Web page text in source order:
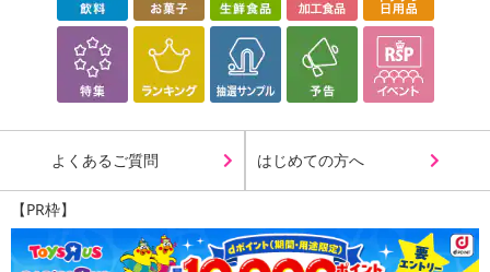
よくあるご質問 はじめての方へ
【PR枠】